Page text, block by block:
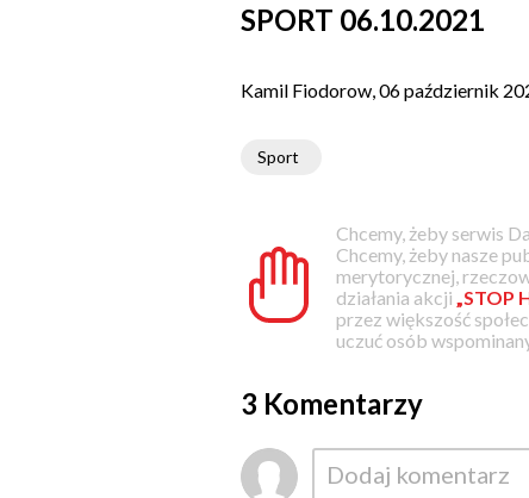
SPORT 06.10.2021
Kamil Fiodorow, 06 październik
Sport
Chcemy, żeby serwis
Chcemy, żeby nasze
merytorycznej,
działania akcji „STOP
przez większość
uczuć osób
3 Komentarzy